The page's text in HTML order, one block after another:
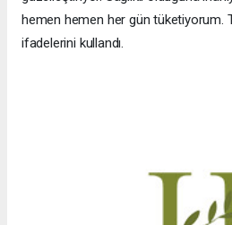
hemen hemen her gün tüketiyorum.
ifadelerini kullandı.